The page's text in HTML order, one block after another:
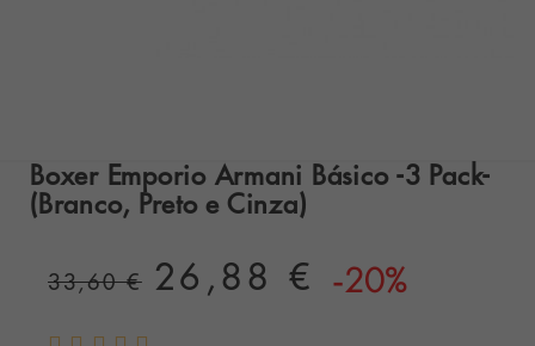
Boxer Emporio Armani Básico -3 Pack-
(Branco, Preto e Cinza)
33,60 € 26,88 € -20%